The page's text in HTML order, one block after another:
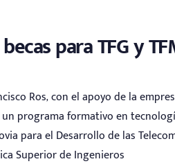
para TFG y
Ros, con el apoyo de la
programa formativo en
para el Desarrollo de las
Superior de Ingenieros